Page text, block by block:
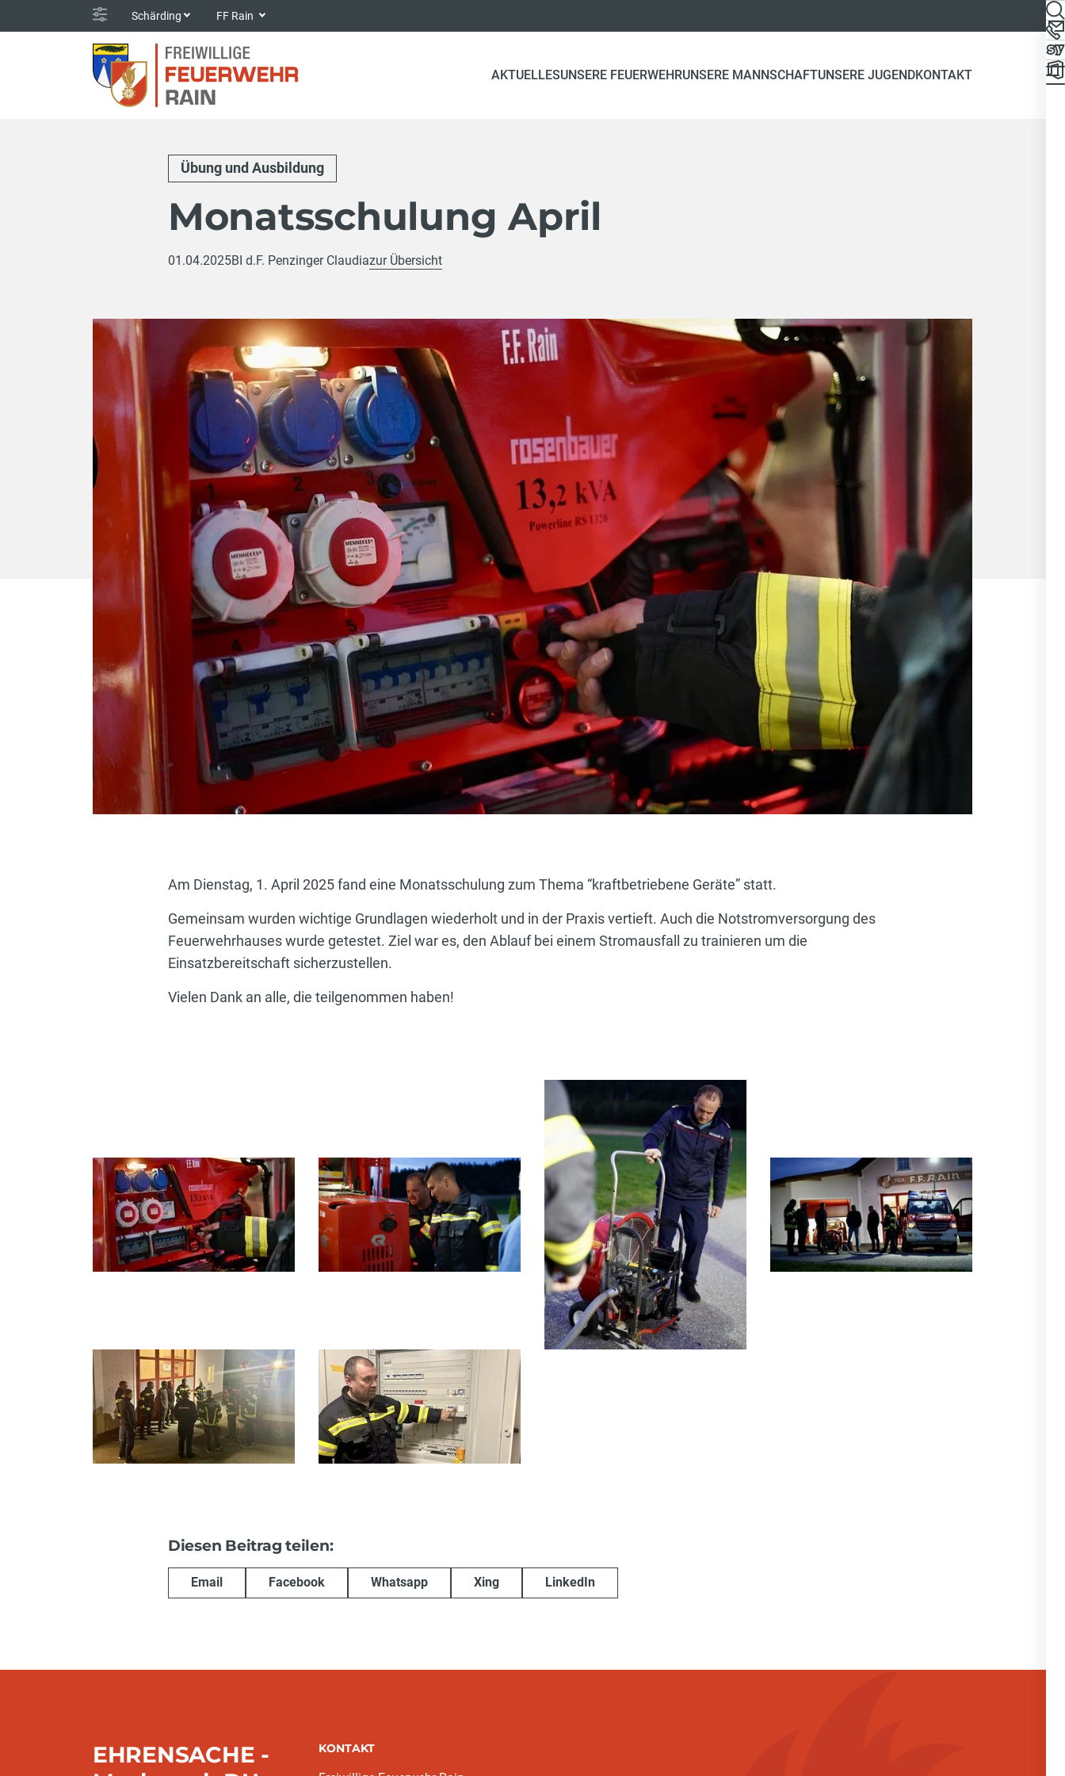
Schärding FF Rain
AKTUELLESUNSERE FEUERWEHRUNSERE MANNSCHAFTUNSERE JUGENDKONTAKT
Übung und Ausbildung
Monatsschulung April
01.04.2025BI d.F. Penzinger Claudiazur Übersicht
Am Dienstag, 1. April 2025 fand eine Monatsschulung zum Thema “kraftbetriebene Geräte” statt.
Gemeinsam wurden wichtige Grundlagen wiederholt und in der Praxis vertieft. Auch die Notstromversorgung des
Feuerwehrhauses wurde getestet. Ziel war es, den Ablauf bei einem Stromausfall zu trainieren um die
Einsatzbereitschaft sicherzustellen.
Vielen Dank an alle, die teilgenommen haben!
Diesen Beitrag teilen:
Email Facebook Whatsapp Xing LinkedIn
EHRENSACHE -
KONTAKT